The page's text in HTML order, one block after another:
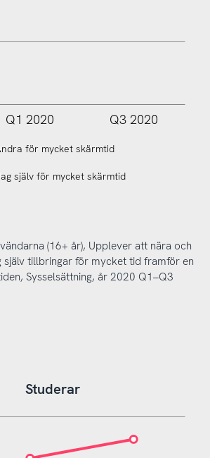
Q1 2020 Q3 2020
för mycket skärmtid
själv för mycket skärmtid
(16+ år), Upplever att nära och
själv tillbringar för mycket tid framför en
Sysselsättning, år 2020 Q1–Q3
Studerar